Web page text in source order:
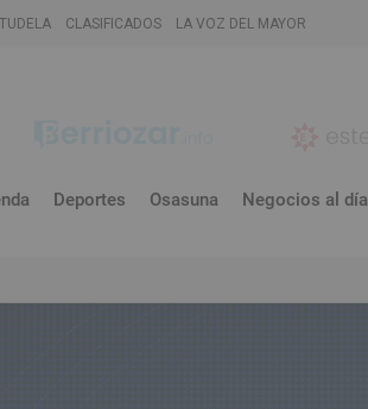
CLASIFICADOS LA VOZ DEL MAYOR
Deportes Osasuna Negocios al día